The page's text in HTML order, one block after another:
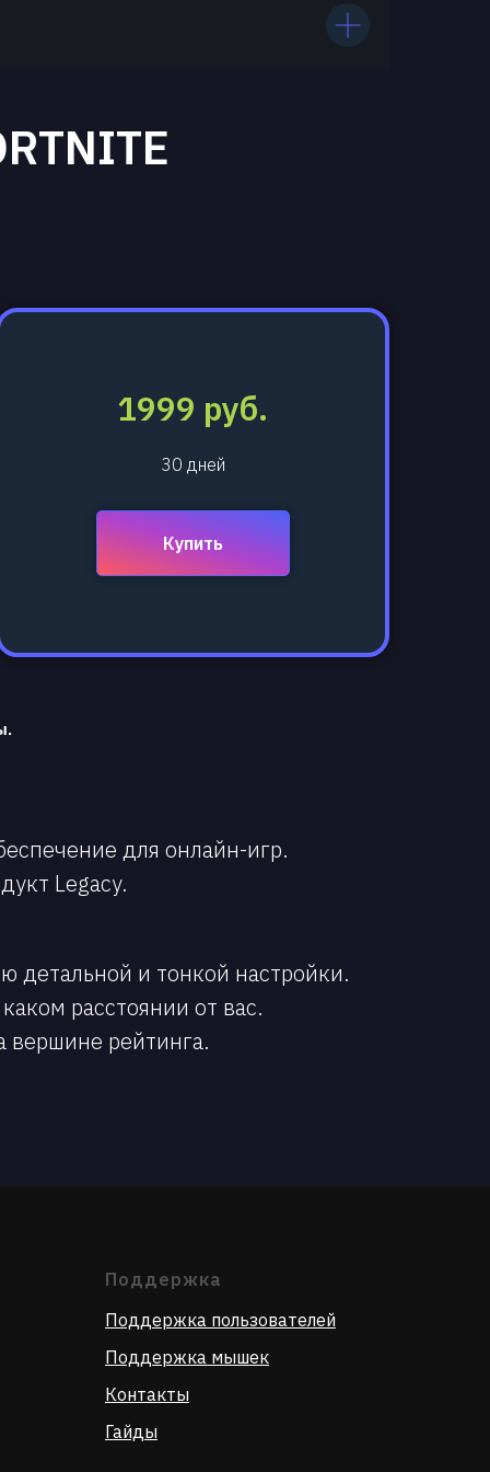
1999 руб.
30 дней
Купить
для онлайн-игр.
Legacy.
детальной и тонкой настройки.
расстоянии от вас.
вершине рейтинга.
Поддержка
Поддержка пользователей
Поддержка мышек
Контакты
Гайды